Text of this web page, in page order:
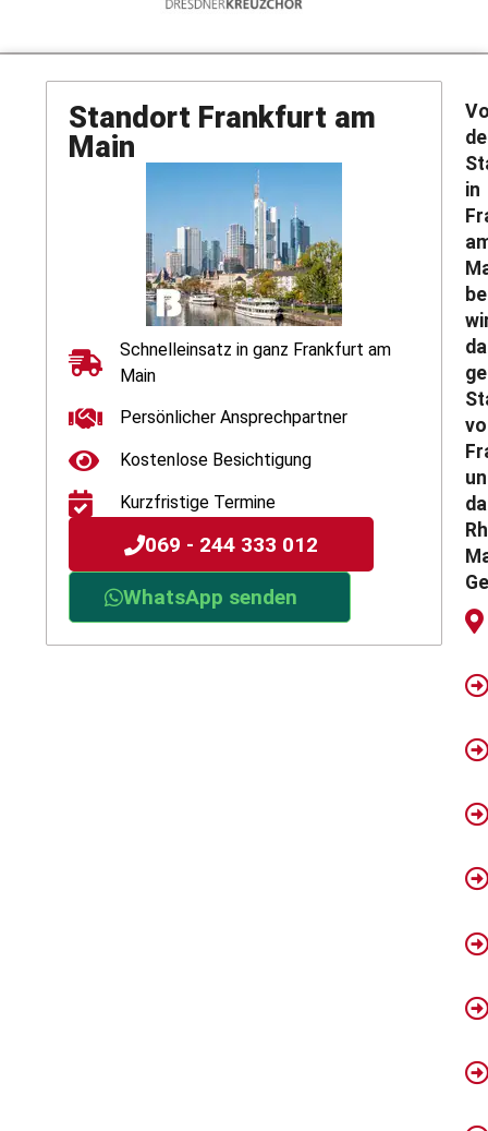
Standort Frankfurt am
Main
Schnelleinsatz in ganz Frankfurt am
Main
Persönlicher Ansprechpartner
Kostenlose Besichtigung
Kurzfristige Termine
069 - 244 333 012
WhatsApp senden
in